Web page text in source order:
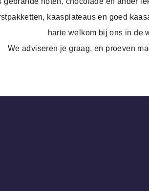
kaasplateaus en goed
harte welkom bij ons in de
We adviseren je graag, en proeven